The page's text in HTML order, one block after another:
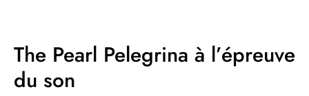
The Pearl Pelegrina à l’épreuve
du son